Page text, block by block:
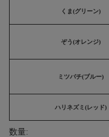
くま(グリーン)
ぞう(オレンジ)
ミツバチ(ブルー)
ハリネズミ(レッド)
数量: